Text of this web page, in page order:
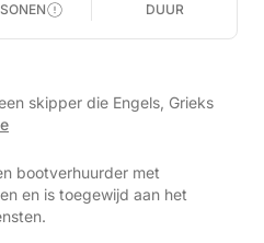
DUUR
skipper die Engels, Grieks
bootverhuurder met
en is toegewijd aan het